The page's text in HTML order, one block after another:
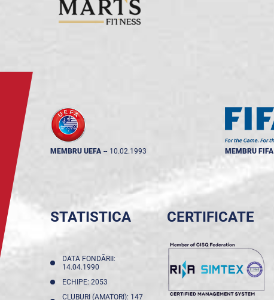
MEMBRU UEFA -- 10.02.1993 MEMBRU FIFA
STATISTICA
DATA FONDĂRII:
14.04.1990
ECHIPE: 2053
CLUBURI (AMATORI): 147
CERTIFICATE